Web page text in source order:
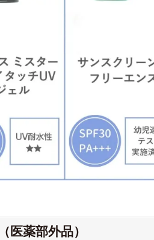
薬部外品）